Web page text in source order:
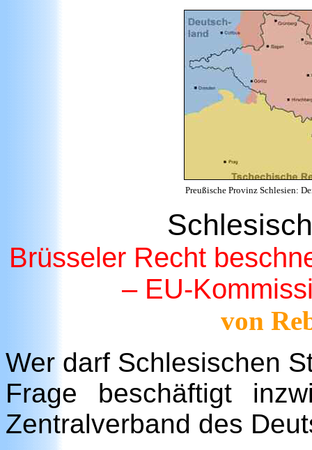
Preußische Provinz Schlesien:
Brüsseler Recht
– EU-
von
Wer darf Schlesischen
Frage beschäftigt
Zentralverband des